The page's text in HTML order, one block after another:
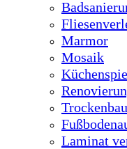
Marmor
Mosaik
Trockenbau
Laminat